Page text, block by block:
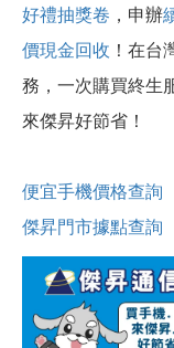
好禮抽獎卷 ，申辦
價現金回收 ！在台
務，一次購買終生
來傑昇好節省！
便宜手機價格查詢
傑昇門市據點查詢